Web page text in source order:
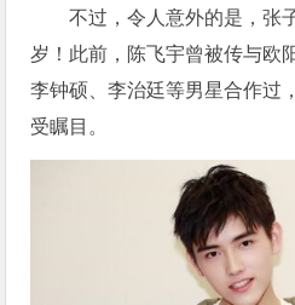
不过，令人意外的是，张
岁！此前，陈飞宇曾被传与欧
李钟硕、李治廷等男星合作过
受瞩目。